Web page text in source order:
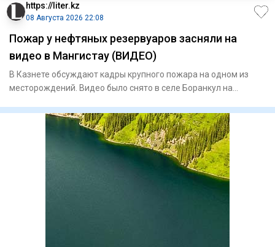
https://liter.kz
08 Августа 2026 22:08
Пожар у нефтяных резервуаров засняли на
видео в Мангистау (ВИДЕО)
В Казнете обсуждают кадры крупного пожара на одном из
месторождений. Видео было снято в селе Боранкул на